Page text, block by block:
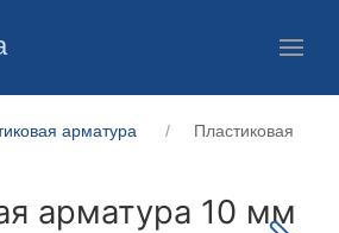
арматура
Пластиковая
арматура 10 мм